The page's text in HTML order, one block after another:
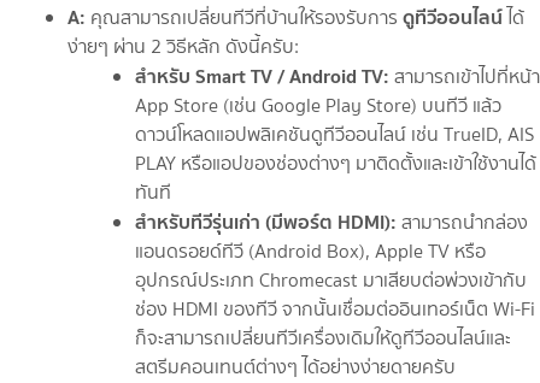
A: คุณสามารถเปลี่ยนทีวีที่บ้านให้รองรับการ ดูทีวีออนไลน์ ได้
ง่ายๆ ผ่าน 2 วิธีหลัก ดังนี้ครับ:
สำหรับ Smart TV / Android TV: สามารถเข้าไปที่หน้า
App Store (เช่น Google Play Store) บนทีวี แล้ว
ดาวน์โหลดแอปพลิเคชันดูทีวีออนไลน์ เช่น TrueID, AIS
PLAY หรือแอปของช่องต่างๆ มาติดตั้งและเข้าใช้งานได้
ทันที
สำหรับทีวีรุ่นเก่า (มีพอร์ต HDMI): สามารถนำกล่อง
แอนดรอยด์ทีวี (Android Box), Apple TV หรือ
อุปกรณ์ประเภท Chromecast มาเสียบต่อพ่วงเข้ากับ
ช่อง HDMI ของทีวี จากนั้นเชื่อมต่ออินเทอร์เน็ต Wi-Fi
ก็จะสามารถเปลี่ยนทีวีเครื่องเดิมให้ดูทีวีออนไลน์และ
สตรีมคอนเทนต์ต่างๆ ได้อย่างง่ายดายครับ